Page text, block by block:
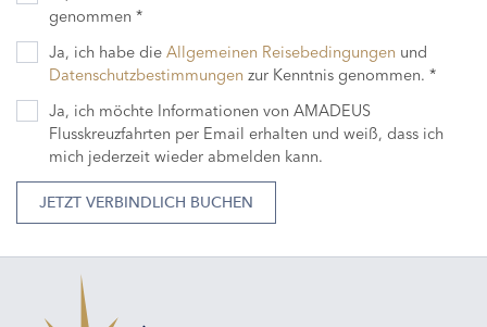
genommen *
Ja, ich habe die Allgemeinen Reisebedingungen und
Datenschutzbestimmungen zur Kenntnis genommen. *
Ja, ich möchte Informationen von AMADEUS
Flusskreuzfahrten per Email erhalten und weiß, dass ich
mich jederzeit wieder abmelden kann.
JETZT VERBINDLICH BUCHEN